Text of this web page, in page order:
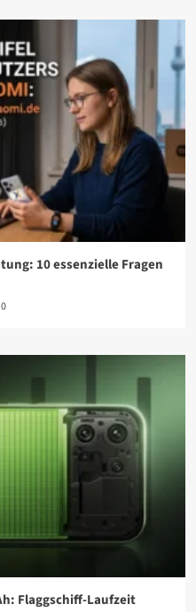
10 essenzielle Fragen
0
Flaggschiff-Laufzeit